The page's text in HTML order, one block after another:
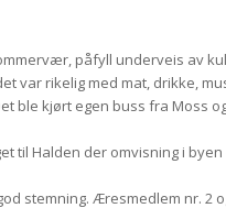
påfyll underveis av
var rikelig med mat, drikke,
ble kjørt egen buss fra
til Halden der omvisning i
stemning. Æresmedlem nr.